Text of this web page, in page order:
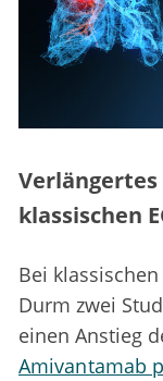
klassischen
Bei
Durm zwei
einen Anstieg
Amivantamab